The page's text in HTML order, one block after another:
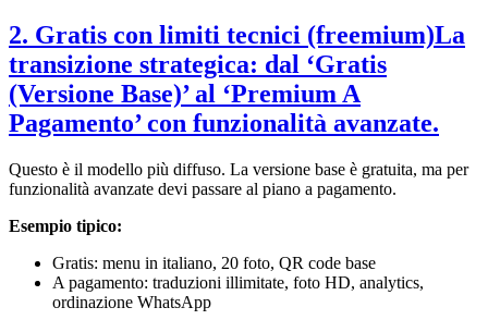
2. Gratis con limiti tecnici (freemium)La
transizione strategica: dal ‘Gratis
(Versione Base)’ al ‘Premium A
Pagamento’ con funzionalità avanzate.
Questo è il modello più diffuso. La versione base è gratuita, ma per
funzionalità avanzate devi passare al piano a pagamento.
Esempio tipico:
Gratis: menu in italiano, 20 foto, QR code base
A pagamento: traduzioni illimitate, foto HD, analytics,
ordinazione WhatsApp